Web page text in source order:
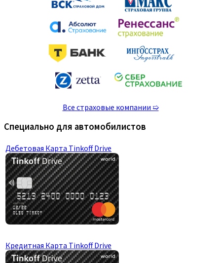
Все страховые компании ➯
Специально для автомобилистов
Дебетовая Карта Tinkoff Drive
Кредитная Карта Tinkoff Drive